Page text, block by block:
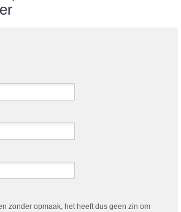
zonder opmaak, het heeft dus geen zin om